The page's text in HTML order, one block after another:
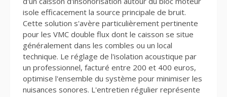
isole efficacement la source principale de bruit.
Cette solution s'avère particulièrement pertinente
pour les VMC double flux dont le caisson se situe
généralement dans les combles ou un local
technique. Le réglage de l'isolation acoustique par
un professionnel, facturé entre 200 et 400 euros,
optimise l'ensemble du système pour minimiser les
nuisances sonores. L'entretien régulier représente